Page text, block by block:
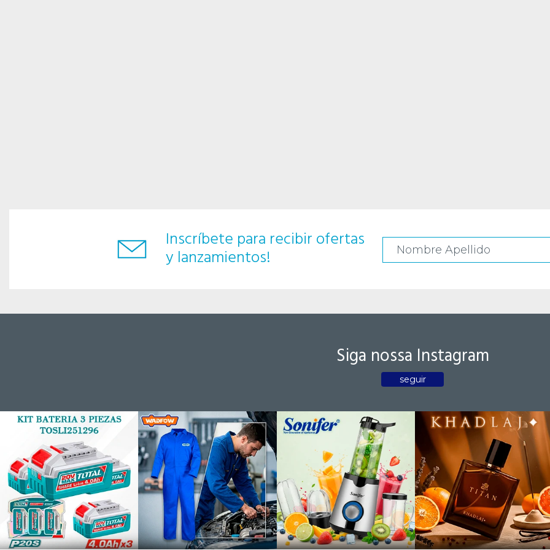
Inscríbete para recibir ofertas
y lanzamientos!
Siga nossa Instagram
seguir